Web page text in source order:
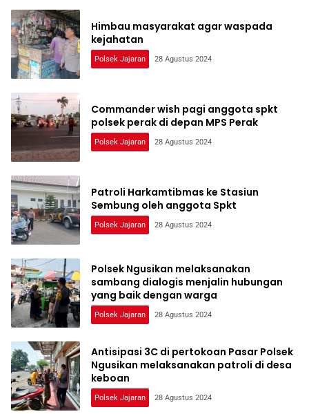
Himbau masyarakat agar waspada
kejahatan
Polsek Jajaran 28 Agustus 2024
Commander wish pagi anggota spkt
polsek perak di depan MPS Perak
Polsek Jajaran 28 Agustus 2024
Patroli Harkamtibmas ke Stasiun
Sembung oleh anggota Spkt
Polsek Jajaran 28 Agustus 2024
Polsek Ngusikan melaksanakan
sambang dialogis menjalin hubungan
yang baik dengan warga
Polsek Jajaran 28 Agustus 2024
Antisipasi 3C di pertokoan Pasar Polsek
Ngusikan melaksanakan patroli di desa
keboan
Polsek Jajaran 28 Agustus 2024